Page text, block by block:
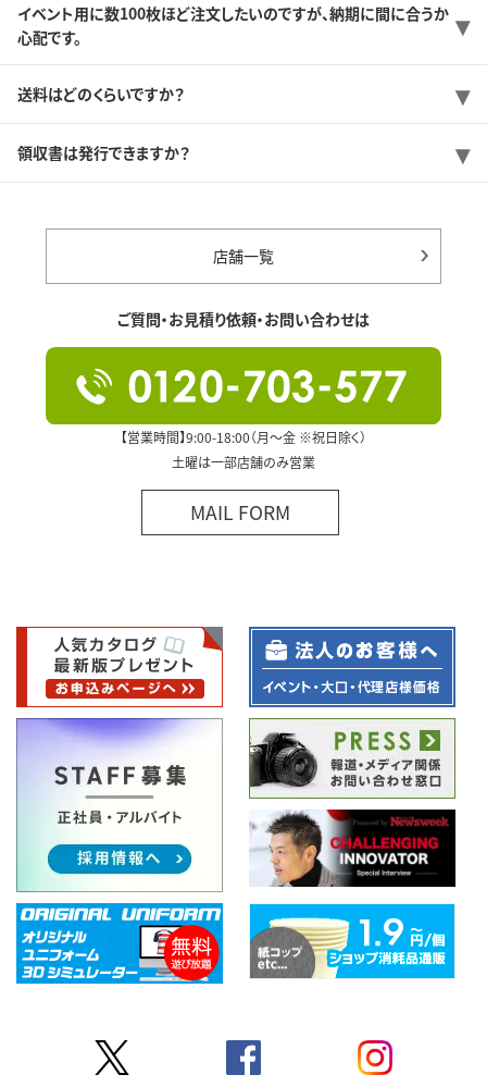
イベント用に数100枚ほど注文したいのですが、納期に間に合うか
心配です。
送料はどのくらいですか？
領収書は発行できますか？
店舗一覧
ご質問・お見積り依頼・お問い合わせは
【営業時間】9:00-18:00（月～金 ※祝日除く）
土曜は一部店舗のみ営業
MAIL FORM